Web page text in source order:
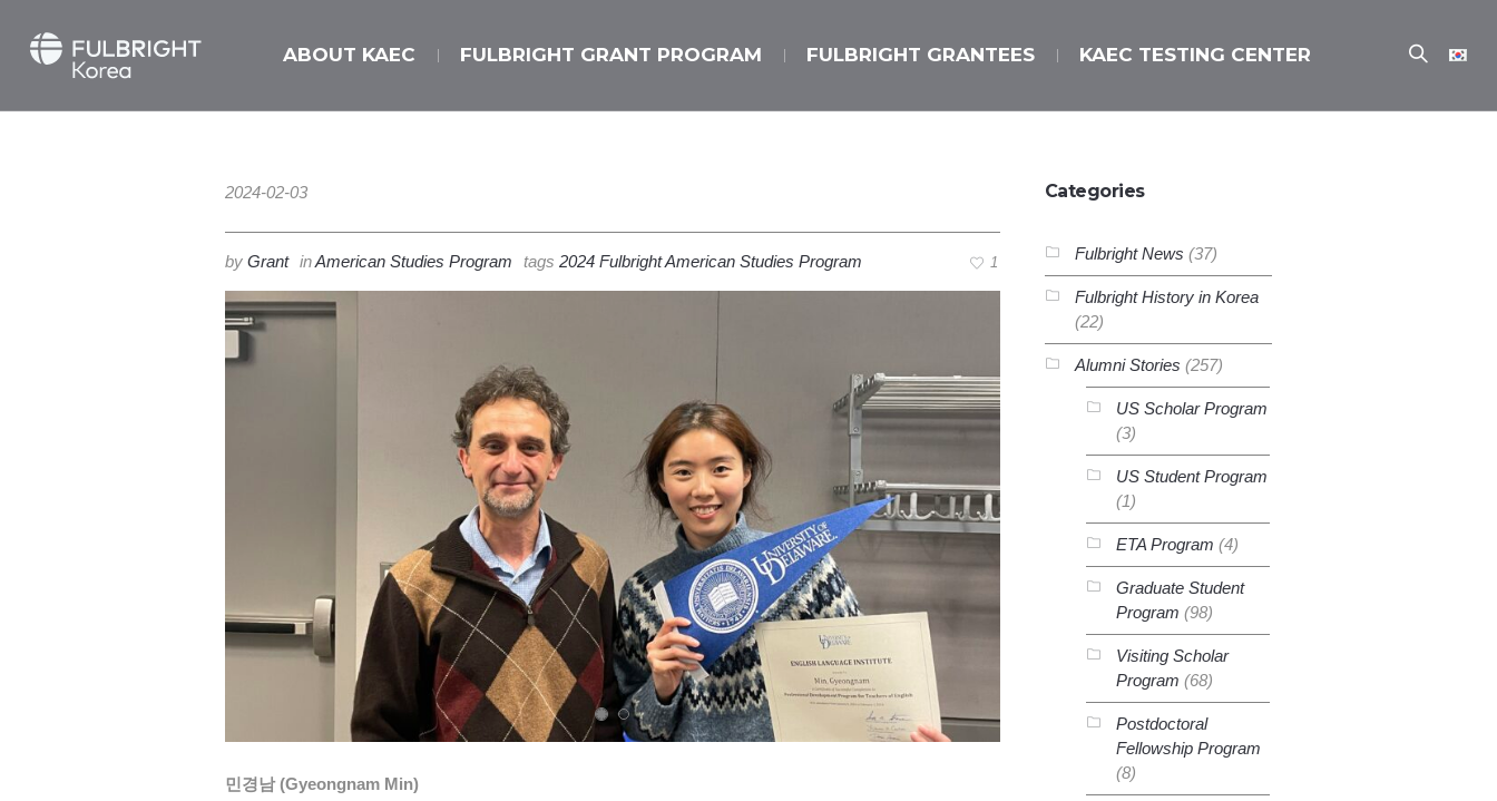
ABOUT KAEC FULBRIGHT GRANT PROGRAM FULBRIGHT GRANTEES KAEC TESTING CENTER
2024-02-03
by Grant inAmerican Studies Program tags 2024 Fulbright American Studies Program 1
민경남 (Gyeongnam Min)
Categories
Fulbright News (37)
Fulbright History in Korea
(22)
Alumni Stories (257)
US Scholar Program
(3)
US Student Program
(1)
ETA Program (4)
Graduate Student
Program (98)
Visiting Scholar
Program (68)
Postdoctoral
Fellowship Program
(8)